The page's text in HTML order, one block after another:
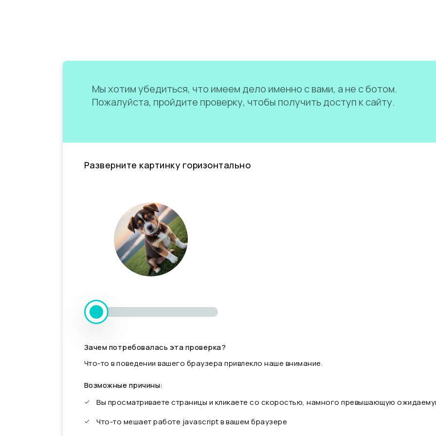
Мы хотим убедиться, что имеем дело именно с вами, а не с ботом.
Пожалуйста, пройдите проверку, чтобы получить доступ к сайту.
Разверните картинку горизонтально
Зачем потребовалась эта проверка?
Что-то в поведении вашего браузера привлекло наше внимание.
Возможные причины:
Вы просматриваете страницы и кликаете со скоростью, намного превышающую
Что-то мешает работе javascript в вашем браузере